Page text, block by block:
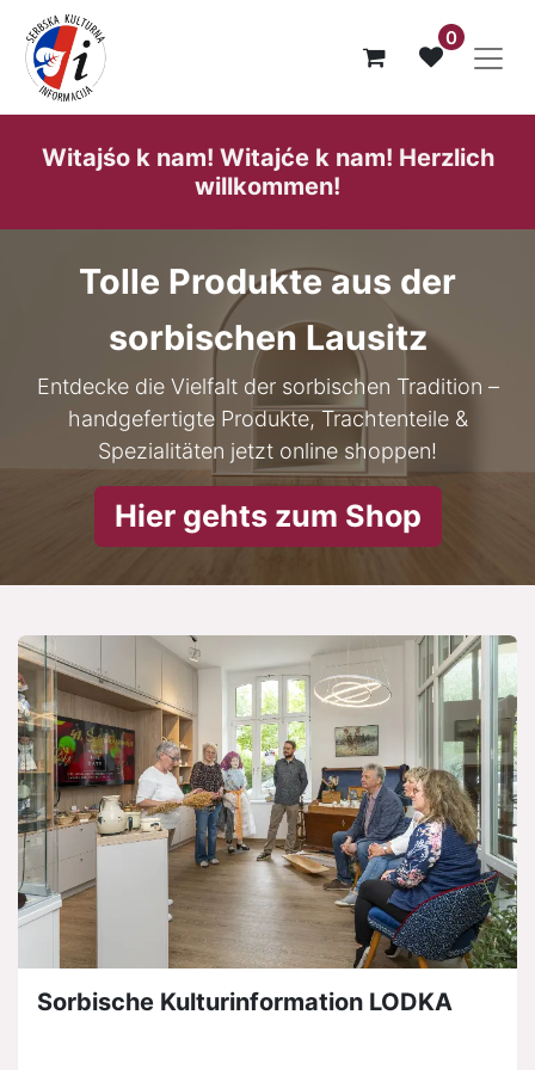
0
Witajśo k nam! Witajće k nam! He​rzlich
willk​ommen!
Tolle Produkte aus der
sorbischen Lausitz
Entdecke die Vielfalt der sorbischen Tradition –
handgefertigte Produkte, Trachtenteile &
Spezialitäten jetzt online shoppen!
Hier gehts zum Shop
Sorbische Kulturinformation LODKA